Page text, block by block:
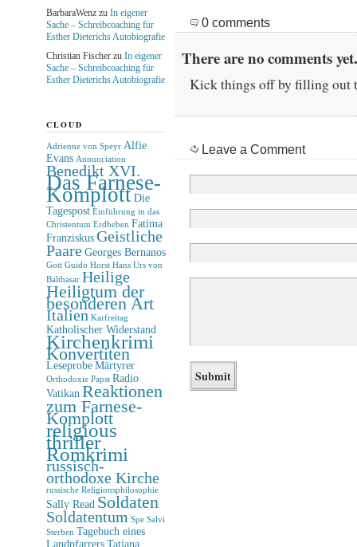
0 comments
There are no comments
Kick things off by filling out
Leave a Comment
BarbaraWenzzu In eigener
Sache – Schreibcoaching für
Esther Dieterichs Autobiografie
Christian Fischerzu In eigener
Sache – Schreibcoaching für
Esther Dieterichs Autobiografie
CLOUD
Adrienne von Speyr Alfie
Evans Annunciation
Benedikt XVI.
Das Farnese-
Komplott Die
Tagespost Einführung in das
Christentum Erdbeben Fatima
Franziskus Geistliche
Paare Georges Bernanos
Gott Guido Horst Hans Urs von
Balthasar Heilige
Heiligtum der
besonderen Art
Italien Karfreitag
Katholischer Widerstand
Kirchenkrimi
Konvertiten
Leseprobe Märtyrer
Orthodoxie Papst Radio
Vatikan Reaktionen
zum Farnese-
Komplott
religious
thriller
Romkrimi
russisch-
orthodoxe Kirche
russische Religionsphilosophie
Sally Read Soldaten
Soldatentum Spe Salvi
Sterben Tagebuch eines
Landpfarrers Tatjana